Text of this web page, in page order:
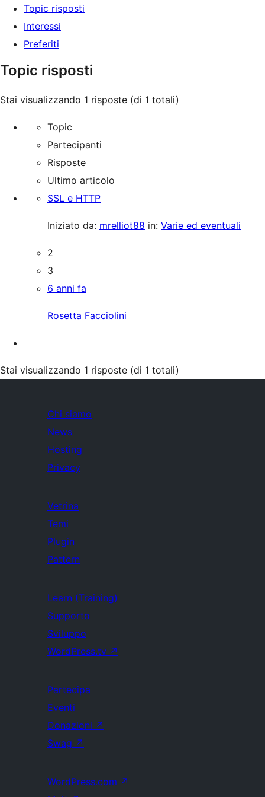
Topic risposti
Interessi
Preferiti
Topic risposti
Stai visualizzando 1 risposte (di 1 totali)
Topic
Partecipanti
Risposte
Ultimo articolo
SSL e HTTP
Iniziato da: mrelliot88 in: Varie ed eventuali
2
3
6 anni fa
Rosetta Facciolini
Stai visualizzando 1 risposte (di 1 totali)
Chi siamo
News
Hosting
Privacy
Vetrina
Temi
Plugin
Pattern
Learn (Training)
Supporto
Sviluppo
WordPress.tv ↗
Partecipa
Eventi
Donazioni ↗
Swag ↗
WordPress.com ↗